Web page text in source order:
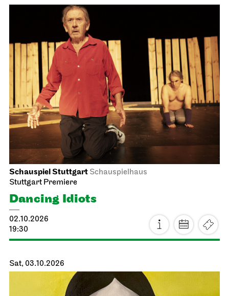
Schauspiel Stuttgart Schauspielhaus
Stuttgart Premiere
Dancing Idiots
02.10.2026
19:30
Sat, 03.10.2026